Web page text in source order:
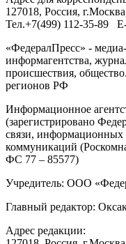
127018, Россия, г.Москва
Тел.+7(499) 112-35-89
«ФедералПресс» -
информагентства,
происшествия,
регионов РФ
Информационное
(зарегистрировано
связи, информационных
коммуникаций
ФС 77 – 85577)
Учредитель: ООО
Главный редактор:
Адрес редакции: